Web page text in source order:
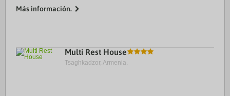
Más información.
Multi Rest House
Tsaghkadzor, Armenia.